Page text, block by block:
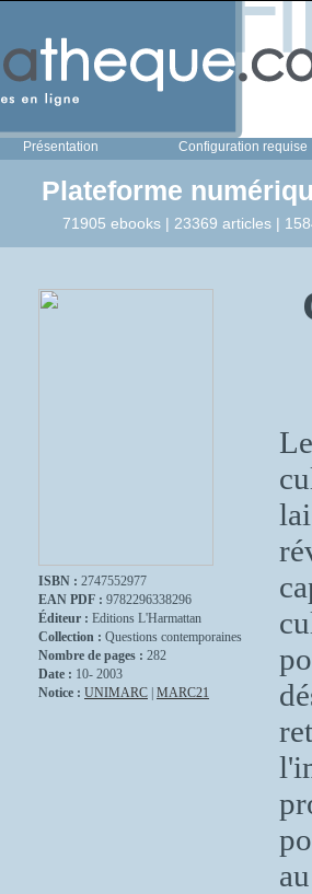
Présentation Configuration requise
Plateforme
71905 ebooks | 23369 articles |
ISBN : 2747552977
EAN PDF : 9782296338296
Éditeur : Editions L'Harmattan
Collection : Questions contemporaines
Nombre de pages : 282
Date : 10- 2003
Notice : UNIMARC MARC21